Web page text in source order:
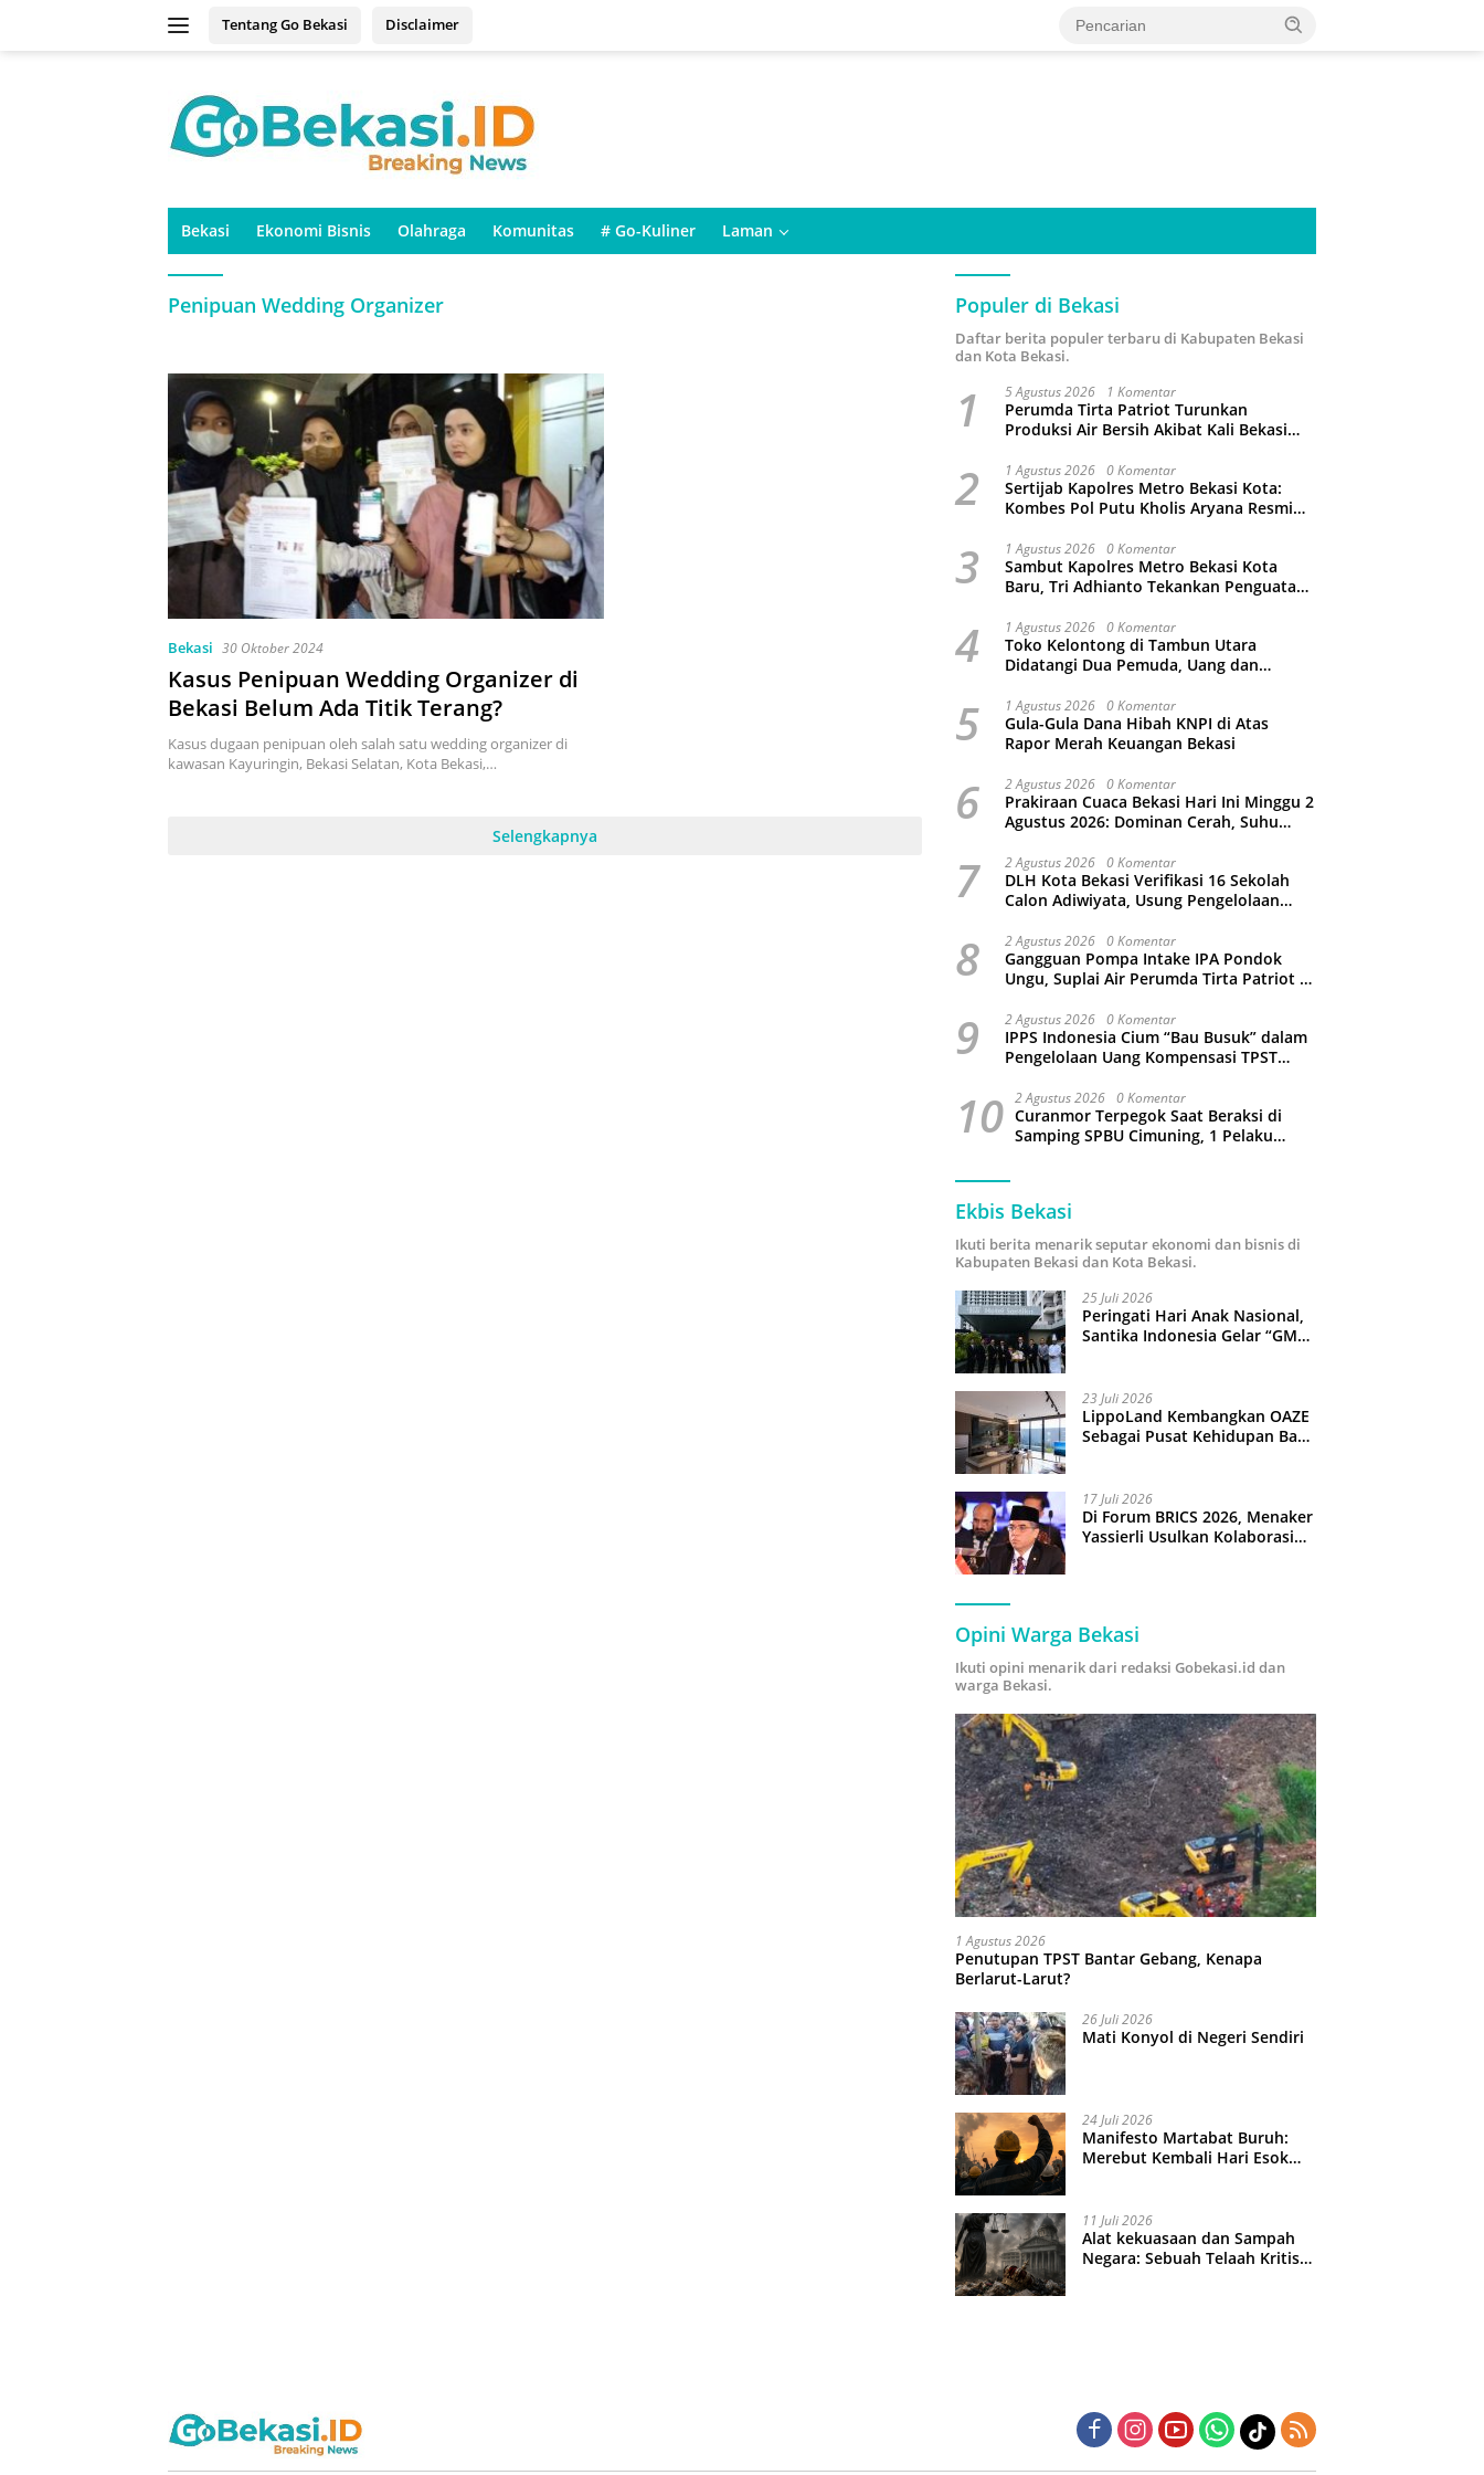
Tentang Go Bekasi Disclaimer
Bekasi Ekonomi Bisnis Olahraga Komunitas # Go-Kuliner Laman
Penipuan Wedding Organizer
Bekasi 30 Oktober 2024
Kasus Penipuan Wedding Organizer di
Bekasi Belum Ada Titik Terang?
Kasus dugaan penipuan oleh salah satu wedding organizer di
kawasan Kayuringin, Bekasi Selatan, Kota Bekasi,…
Selengkapnya
Populer di Bekasi
Daftar berita populer terbaru di Kabupaten Bekasi
dan Kota Bekasi.
1 5 Agustus 2026 1 Komentar
Perumda Tirta Patriot Turunkan
Produksi Air Bersih Akibat Kali Bekasi
2 1 Agustus 2026 0 Komentar
Sertijab Kapolres Metro Bekasi Kota:
Kombes Pol Putu Kholis Aryana Resmi
Bintoro
3 1 Agustus 2026 0 Komentar
Sambut Kapolres Metro Bekasi Kota
Baru, Tri Adhianto Tekankan Penguatan
4 1 Agustus 2026 0 Komentar
Toko Kelontong di Tambun Utara
Didatangi Dua Pemuda, Uang dan
5 1 Agustus 2026 0 Komentar
Gula-Gula Dana Hibah KNPI di Atas
Rapor Merah Keuangan Bekasi
6 2 Agustus 2026 0 Komentar
Prakiraan Cuaca Bekasi Hari Ini Minggu 2
Agustus 2026: Dominan Cerah, Suhu
7 2 Agustus 2026 0 Komentar
DLH Kota Bekasi Verifikasi 16 Sekolah
Calon Adiwiyata, Usung Pengelolaan
8 2 Agustus 2026 0 Komentar
Gangguan Pompa Intake IPA Pondok
Ungu, Suplai Air Perumda Tirta Patriot di
9 2 Agustus 2026 0 Komentar
IPPS Indonesia Cium “Bau Busuk” dalam
Pengelolaan Uang Kompensasi TPST
10 2 Agustus 2026 0 Komentar
Curanmor Terpegok Saat Beraksi di
Samping SPBU Cimuning, 1 Pelaku
Ekbis Bekasi
Ikuti berita menarik seputar ekonomi dan bisnis di
Kabupaten Bekasi dan Kota Bekasi.
25 Juli 2026
Peringati Hari Anak Nasional,
Santika Indonesia Gelar “GM
23 Juli 2026
LippoLand Kembangkan OAZE
Sebagai Pusat Kehidupan Baru
17 Juli 2026
Di Forum BRICS 2026, Menaker
Yassierli Usulkan Kolaborasi
Opini Warga Bekasi
Ikuti opini menarik dari redaksi Gobekasi.id dan
warga Bekasi.
1 Agustus 2026
Penutupan TPST Bantar Gebang, Kenapa
Berlarut-Larut?
26 Juli 2026
Mati Konyol di Negeri Sendiri
24 Juli 2026
Manifesto Martabat Buruh:
Merebut Kembali Hari Esok
11 Juli 2026
Alat kekuasaan dan Sampah
Negara: Sebuah Telaah Kritis